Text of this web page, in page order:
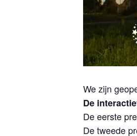
We zijn
De
De eerste
De tweede